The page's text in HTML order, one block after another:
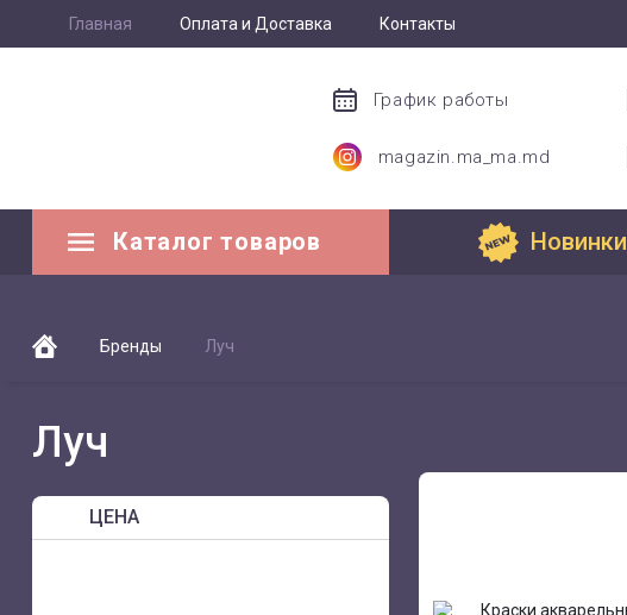
Главная Оплата и Доставка Контакты
График работы
magazin.ma_ma.md
Каталог товаров Новинки
Бренды Луч
Луч
ЦЕНА